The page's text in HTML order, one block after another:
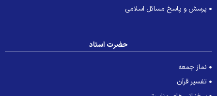
پرسش و پاسخ مسائل اسلامی
حضرت استاد
نماز جمعه
تفسیر قرآن